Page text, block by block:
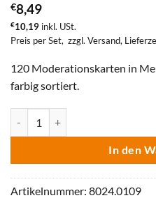
€8,49
€10,19 inkl. USt.
Preis per Set, zzgl. Versand,
120 Moderationskarten in
farbig sortiert.
In den
Artikelnummer: 8024.0109